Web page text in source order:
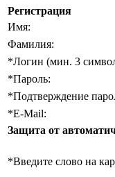
Регистрация
Имя:
Фамилия:
*Логин (мин. 3
*Пароль:
*Подтверждение
*E-Mail:
Защита от
*Введите слово на